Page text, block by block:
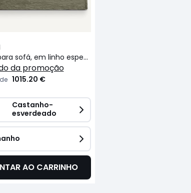
Capa para sofá, em linho espesso stonewashed, Neo Chiquito
da promoção
1015.20 €
Castanho-
esverdeado
AO CARRINHO